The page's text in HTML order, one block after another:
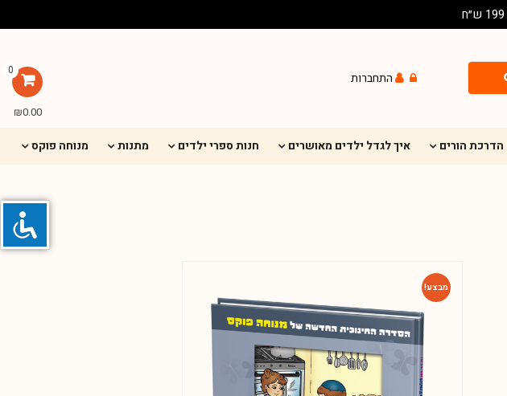
התחברות 0
₪0.00
הדרכת הורים איך לגדל ילדים מאושרים חנות ספרי ילדים מתנות מנוחה פוקס
מבצע!